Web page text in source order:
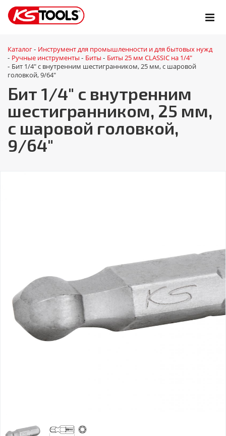
Каталог - Инструмент для промышленности и для бытовых нужд
- Ручные инструменты - Биты - Биты 25 мм CLASSIC на 1/4"
- Бит 1/4" с внутренним шестигранником, 25 мм, с шаровой
головкой, 9/64"
Бит 1/4" с внутренним
шестигранником, 25 мм,
с шаровой головкой,
9/64"